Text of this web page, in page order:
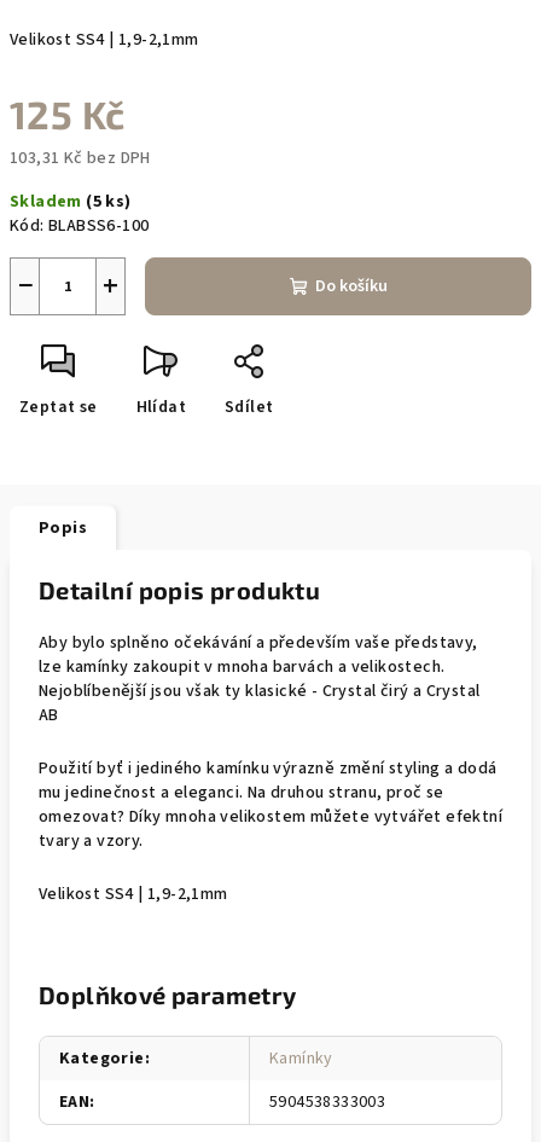
Velikost SS4 | 1,9-2,1mm
125 Kč
103,31 Kč bez DPH
cena:
Skladem (5 ks)
Kód: BLABSS6-100
+
− Do košíku
Zeptat se Hlídat Sdílet
Popis
Detailní popis produktu
Aby bylo splněno očekávání a především vaše představy,
lze kamínky zakoupit v mnoha barvách a velikostech.
Nejoblíbenější jsou však ty klasické - Crystal čirý a Crystal
AB
Použití byť i jediného kamínku výrazně změní styling a dodá
mu jedinečnost a eleganci. Na druhou stranu, proč se
omezovat? Díky mnoha velikostem můžete vytvářet efektní
tvary a vzory.
Velikost SS4 | 1,9-2,1mm
Doplňkové parametry
Kategorie:
Kamínky
EAN: 5904538333003